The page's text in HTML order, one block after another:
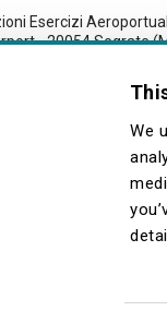
We
Esercizi
- 20054 Segrate
euro fully